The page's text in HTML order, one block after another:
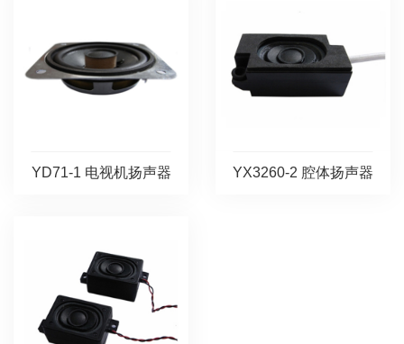
YD71-1 电视机扬声器 YX3260-2 腔体扬声器